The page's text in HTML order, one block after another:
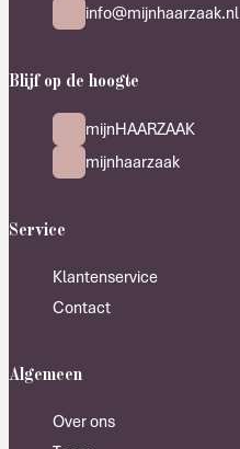
info@mijnhaarzaak.nl
Blijf op de hoogte
mijnHAARZAAK
mijnhaarzaak
Service
Klantenservice
Contact
Algemeen
Over ons